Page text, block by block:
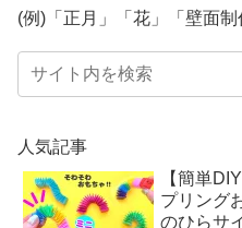
(例)「正月」「花」「壁面制
人気記事
【簡単
プリング
のひらサ